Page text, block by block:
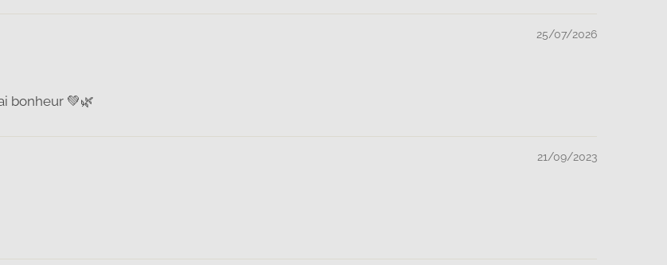
25/07/2026
bonheur 💚🌿
21/09/2023